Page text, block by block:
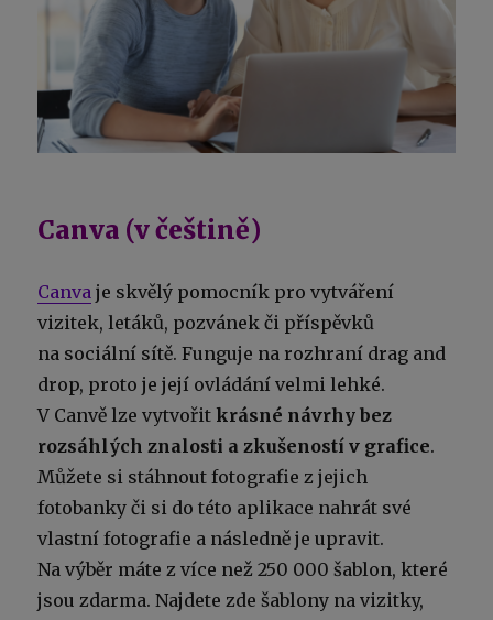
Canva (v češtině)
Canva je skvělý pomocník pro vytváření
vizitek, letáků, pozvánek či příspěvků
na sociální sítě. Funguje na rozhraní drag and
drop, proto je její ovládání velmi lehké.
V Canvě lze vytvořit krásné návrhy bez
rozsáhlých znalosti a zkušeností v grafice.
Můžete si stáhnout fotografie z jejich
fotobanky či si do této aplikace nahrát své
vlastní fotografie a následně je upravit.
Na výběr máte z více než 250 000 šablon, které
jsou zdarma. Najdete zde šablony na vizitky,